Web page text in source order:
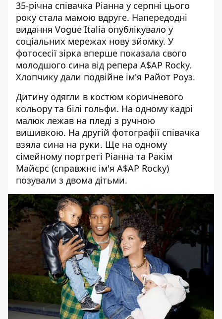
35-річна співачка Ріанна у серпні цього
року стала мамою вдруге. Напередодні
видання Vogue Italia опублікувало у
соціальних мережах нову зйомку. У
фотосесії зірка вперше показала свого
молодшого сина від репера A$AP Rocky.
Хлопчику дали подвійне ім'я Райот Роуз.
Дитину одягли в костюм коричневого
кольору та білі гольфи. На одному кадрі
малюк лежав на пледі з ручною
вишивкою. На другій фотографії співачка
взяла сина на руки. Ще на одному
сімейному портреті Ріанна та Ракім
Майєрс (справжнє ім'я A$AP Rocky)
позували з двома дітьми.